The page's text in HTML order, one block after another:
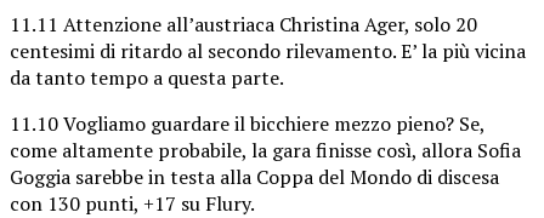
11.11 Attenzione all’austriaca Christina Ager, solo 20
centesimi di ritardo al secondo rilevamento. E’ la più vicina
da tanto tempo a questa parte.
11.10 Vogliamo guardare il bicchiere mezzo pieno? Se,
come altamente probabile, la gara finisse così, allora Sofia
Goggia sarebbe in testa alla Coppa del Mondo di discesa
con 130 punti, +17 su Flury.